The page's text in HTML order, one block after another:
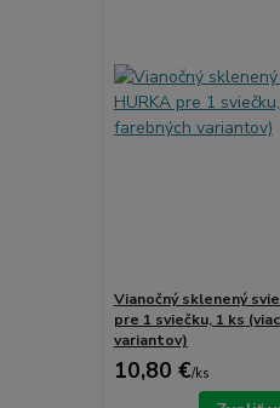
Vianočný sklenený
pre 1 sviečku, 1 ks
variantov)
10,80 €/ks